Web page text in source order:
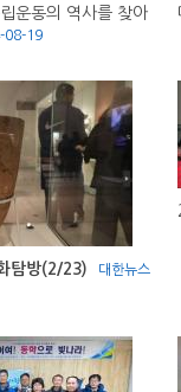
운동의 역사를 찾아
19
탐방(2/23)
대한뉴스